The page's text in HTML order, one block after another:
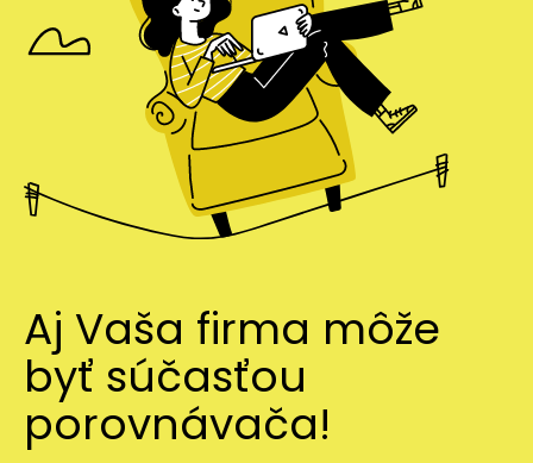
Aj Vaša firma môže
byť súčasťou
porovnávača!